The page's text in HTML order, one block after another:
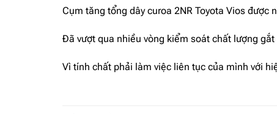
Cụm tăng tổng dây curoa 2NR Toyota Vios
Đã vượt qua nhiều vòng kiểm soát chất lượng
Vì tính chất phải làm việc liên tục của mình với